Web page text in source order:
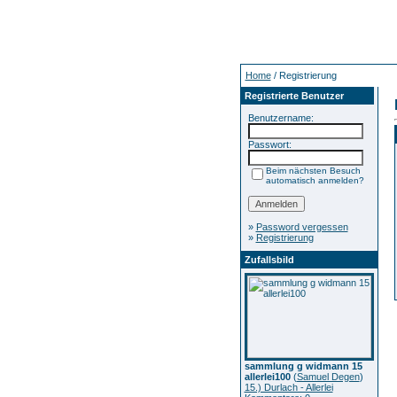
Home/ Registrierung
Registrierte Benutzer
Benutzername:
Passwort:
Beim nächsten Besuch
automatisch anmelden?
» Password vergessen
» Registrierung
Zufallsbild
sammlung g widmann 15
allerlei100(Samuel Degen)
15.) Durlach - Allerlei